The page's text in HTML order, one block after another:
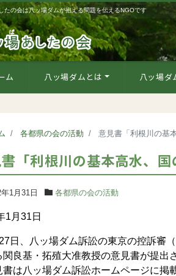
たの会は八ッ場ダムが抱える問題を伝えるNGOです
ム 八ッ場ダムとは 八ッ場ダ
各都県の会の活動 意見書「利根川の基
「利根川の基本高水、
1月31日 各都県の会の活動
1月31日
日、八ッ場ダム訴訟の東京の控訴審
関良基・拓殖大准教授の意見書が提出
は八ッ場ダム訴訟ホームページに掲